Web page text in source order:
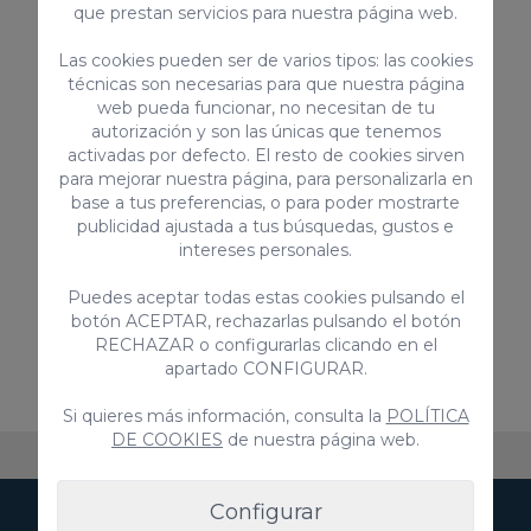
Barbacoas
*Los equipamientos pueden variar de una villa
a otra.
En resumidas cuentas, Sonnenland es el lugar
perfecto para disfrutar de unas vacaciones de
lujo en Gran Canaria. Con sus lujosas villas, sus
comodidades y servicios, y su ubicación cerca
de atracciones y actividades, Sonnenland es la
opción ideal para todos aquellos que buscan
que prestan servicios para nuestra página web.
Las cookies pueden ser de varios tipos: las cookies
técnicas son necesarias para que nuestra página
web pueda funcionar, no necesitan de tu
autorización y son las únicas que tenemos
activadas por defecto. El resto de cookies sirven
para mejorar nuestra página, para personalizarla en
base a tus preferencias, o para poder mostrarte
publicidad ajustada a tus búsquedas, gustos e
intereses personales.
Puedes aceptar todas estas cookies pulsando el
botón ACEPTAR, rechazarlas pulsando el botón
RECHAZAR o configurarlas clicando en el
apartado CONFIGURAR.
Si quieres más información, consulta la POLÍTICA
DE COOKIES de nuestra página web.
Configurar